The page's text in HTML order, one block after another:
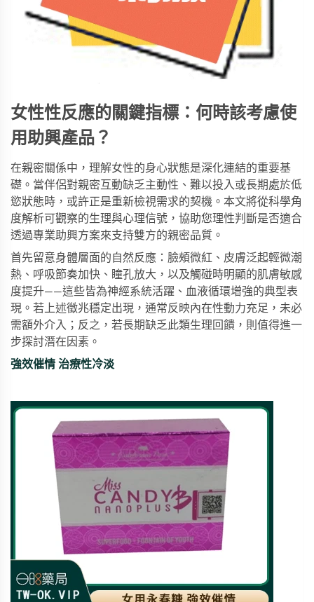
女性性反應的關鍵指標：何時該考慮使
用助興產品？
在親密關係中，理解女性的身心狀態是深化連結的重要基
礎。當伴侶對親密互動缺乏主動性、難以投入或長期處於低
慾狀態時，或許正是重新檢視需求的契機。本文將從科學角
度解析可觀察的生理與心理信號，協助您理性判斷是否適合
透過專業助興方案來支持雙方的親密品質。
首先留意身體層面的自然反應：臉頰微紅、皮膚泛起輕微潮
熱、呼吸節奏加快、瞳孔放大，以及觸碰時明顯的肌膚敏感
度提升——這些皆為神經系統活躍、血液循環增強的典型表
現。若上述徵兆穩定出現，通常反映內在性動力充足，未必
需額外介入；反之，若長期缺乏此類生理回饋，則值得進一
步探討潛在因素。
強效催情 治療性冷淡